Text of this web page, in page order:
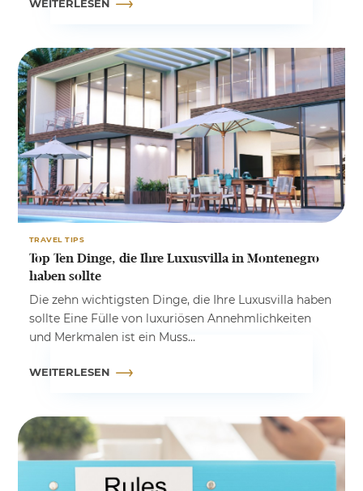
WEITERLESEN
TRAVEL TIPS
Top Ten Dinge, die Ihre Luxusvilla in Montenegro
haben sollte
Die zehn wichtigsten Dinge, die Ihre Luxusvilla haben
sollte Eine Fülle von luxuriösen Annehmlichkeiten
und Merkmalen ist ein Muss...
WEITERLESEN